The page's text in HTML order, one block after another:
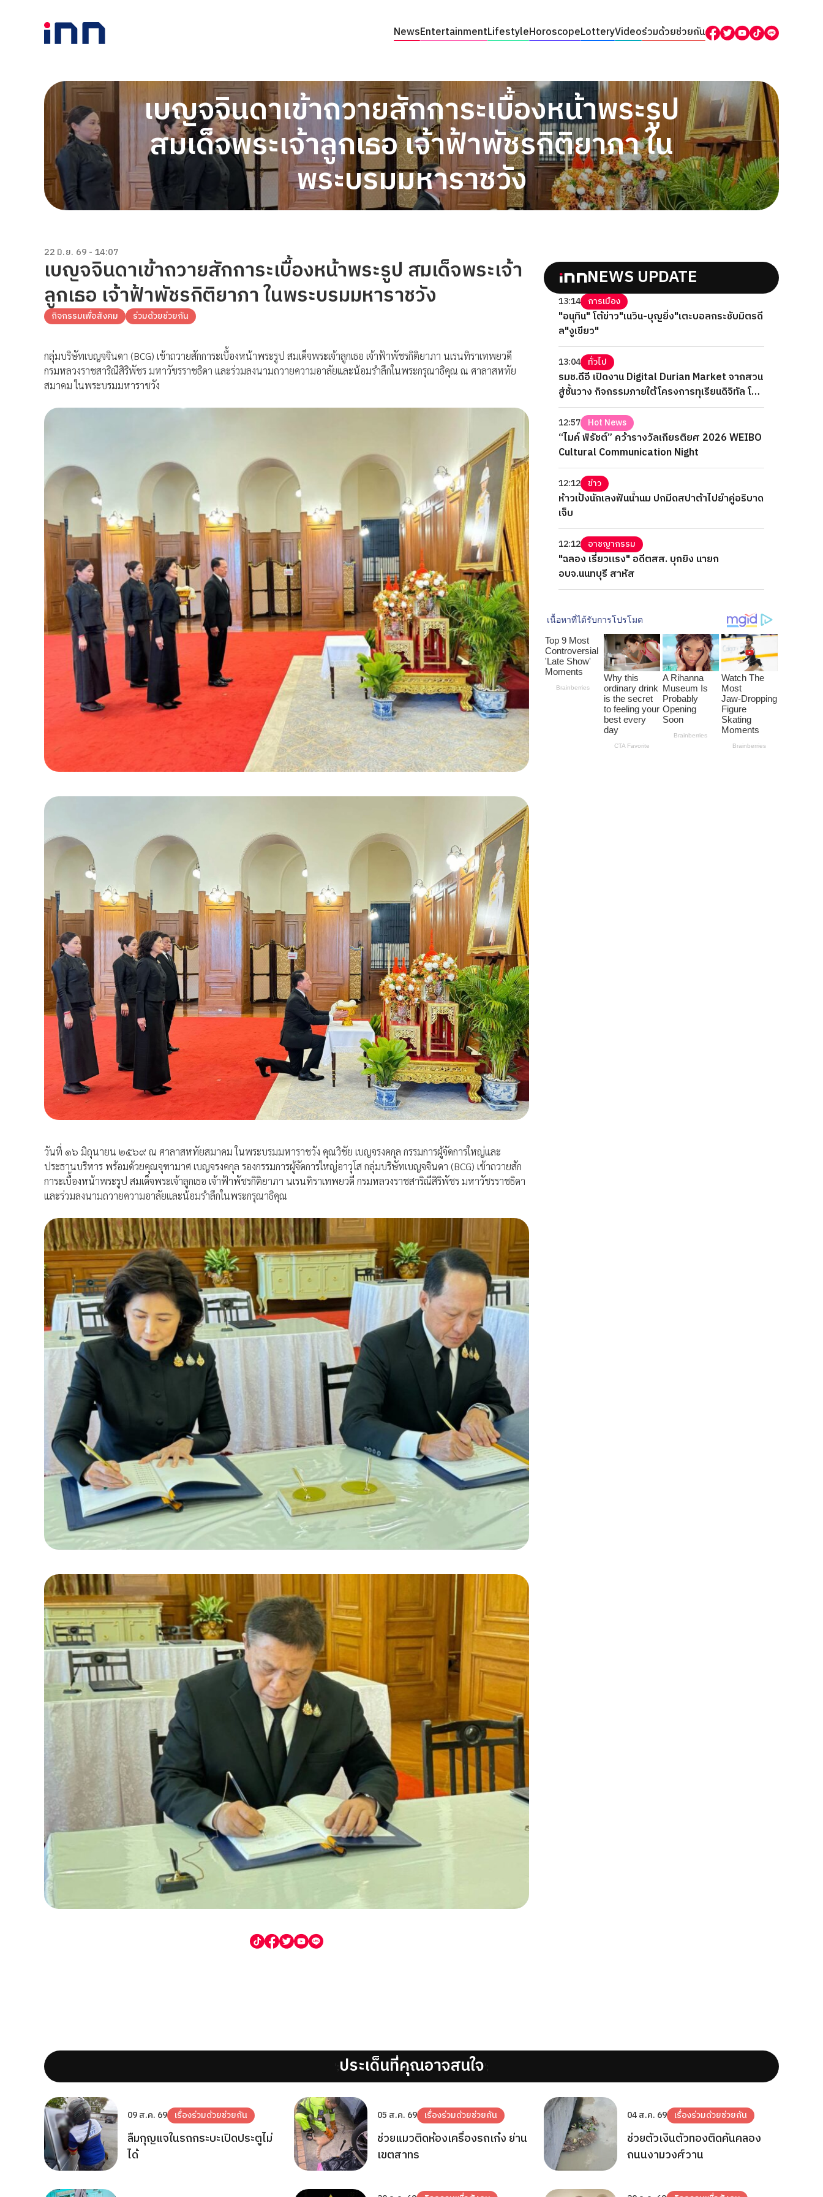
NewsEntertainmentLifestyleHoroscopeLotteryVideoร่วมด้วยช่วยกัน
เบญจจินดาเข้าถวายสักการะเบื้องหน้าพระรูป
สมเด็จพระเจ้าลูกเธอ เจ้าฟ้าพัชรกิติยาภา ใน
พระบรมมหาราชวัง
22 มิ.ย. 69 - 14:07
เบญจจินดาเข้าถวายสักการะเบื้องหน้าพระรูป สมเด็จพระเจ้า
ลูกเธอ เจ้าฟ้าพัชรกิติยาภา ในพระบรมมหาราชวัง
กิจกรรมเพื่อสังคม ร่วมด้วยช่วยกัน
กลุ่มบริษัทเบญจจินดา (BCG) เข้าถวายสักการะเบื้องหน้าพระรูป สมเด็จพระเจ้าลูกเธอ เจ้าฟ้าพัชรกิติยาภา นเรนทิราเทพยวดี
กรมหลวงราชสาริณีสิริพัชร มหาวัชรราชธิดา และร่วมลงนามถวายความอาลัยและน้อมรำลึกในพระกรุณาธิคุณ ณ ศาลาสหทัย
สมาคม ในพระบรมมหาราชวัง
วันที่ ๑๖ มิถุนายน ๒๕๖๙ ณ ศาลาสหทัยสมาคม ในพระบรมมหาราชวัง คุณวิชัย เบญจรงคกุล กรรมการผู้จัดการใหญ่และ
ประธานบริหาร พร้อมด้วยคุณจุฑามาศ เบญจรงคกุล รองกรรมการผู้จัดการใหญ่อาวุโส กลุ่มบริษัทเบญจจินดา (BCG) เข้าถวายสัก
การะเบื้องหน้าพระรูป สมเด็จพระเจ้าลูกเธอ เจ้าฟ้าพัชรกิติยาภา นเรนทิราเทพยวดี กรมหลวงราชสาริณีสิริพัชร มหาวัชรราชธิดา
และร่วมลงนามถวายความอาลัยและน้อมรำลึกในพระกรุณาธิคุณ
NEWS UPDATE
13:14 การเมือง
"อนุทิน" โต้ข่าว"เนวิน-บุญยิ่ง"เตะบอลกระชับมิตรดี
ล"งูเขียว"
13:04 ทั่วไป
รมช.ดีอี เปิดงาน Digital Durian Market จากสวน
สู่ชั้นวาง กิจกรรมภายใต้โครงการทุเรียนดิจิทัล โดย
ดีป้า
12:57 Hot News
“ไมค์ พิรัชต์” คว้ารางวัลเกียรติยศ 2026 WEIBO
Cultural Communication Night
12:12 ข่าว
ห้าวเป้งนักเลงฟันน้ำนม ปกมีดสปาต้าไปยำคู่อริบาด
เจ็บ
12:12 อาชญากรรม
"ฉลอง เรี่ยวแรง" อดีตสส. บุกยิง นายก
อบจ.นนทบุรี สาหัส
';ประเด็นที่คุณอาจสนใจ';
09 ส.ค. 69 เรื่องร่วมด้วยช่วยกัน
ลืมกุญแจในรถกระบะเปิดประตูไม่
ได้
05 ส.ค. 69 เรื่องร่วมด้วยช่วยกัน
ช่วยแมวติดห้องเครื่องรถเก๋ง ย่าน
เขตสาทร
04 ส.ค. 69 เรื่องร่วมด้วยช่วยกัน
ช่วยตัวเงินตัวทองติดคันคลอง
ถนนงามวงศ์วาน